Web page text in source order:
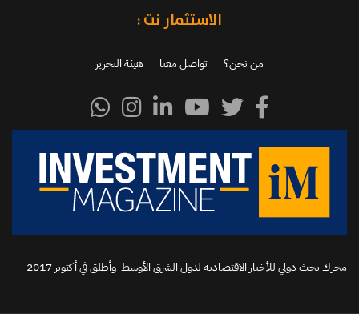
الاستثمار نت :
من نحن؟ تواصل معنا هيئة التحرير
محرك بحث دولي للأخبار الاقتصادية لدول الشرق الأوسط وأطلق في أكتوبر 2017‬